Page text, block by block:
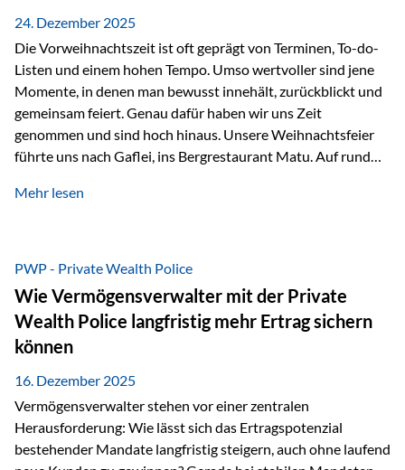
24. Dezember 2025
Die Vorweihnachtszeit ist oft geprägt von Terminen, To-do-
Listen und einem hohen Tempo. Umso wertvoller sind jene
Momente, in denen man bewusst innehält, zurückblickt und
gemeinsam feiert. Genau dafür haben wir uns Zeit
genommen und sind hoch hinaus. Unsere Weihnachtsfeier
führte uns nach Gaflei, ins Bergrestaurant Matu. Auf rund
beeindruckendes Panorama, sondern auch etwas, das im
verschneiter Landschaft, bei feinem Essen, guter Musik und
einer entspannten…
Mehr lesen
PWP - Private Wealth Police
Wie Vermögensverwalter mit der Private
Wealth Police langfristig mehr Ertrag sichern
können
16. Dezember 2025
Vermögensverwalter stehen vor einer zentralen
Herausforderung: Wie lässt sich das Ertragspotenzial
bestehender Mandate langfristig steigern, auch ohne laufend